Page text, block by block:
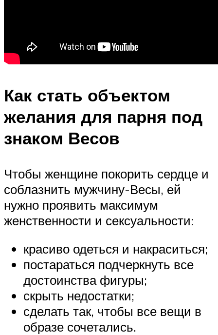
Как стать объектом
желания для парня под
знаком Весов
Чтобы женщине покорить сердце и
соблазнить мужчину-Весы, ей
нужно проявить максимум
женственности и сексуальности:
красиво одеться и накраситься;
постараться подчеркнуть все
достоинства фигуры;
скрыть недостатки;
сделать так, чтобы все вещи в
образе сочетались.